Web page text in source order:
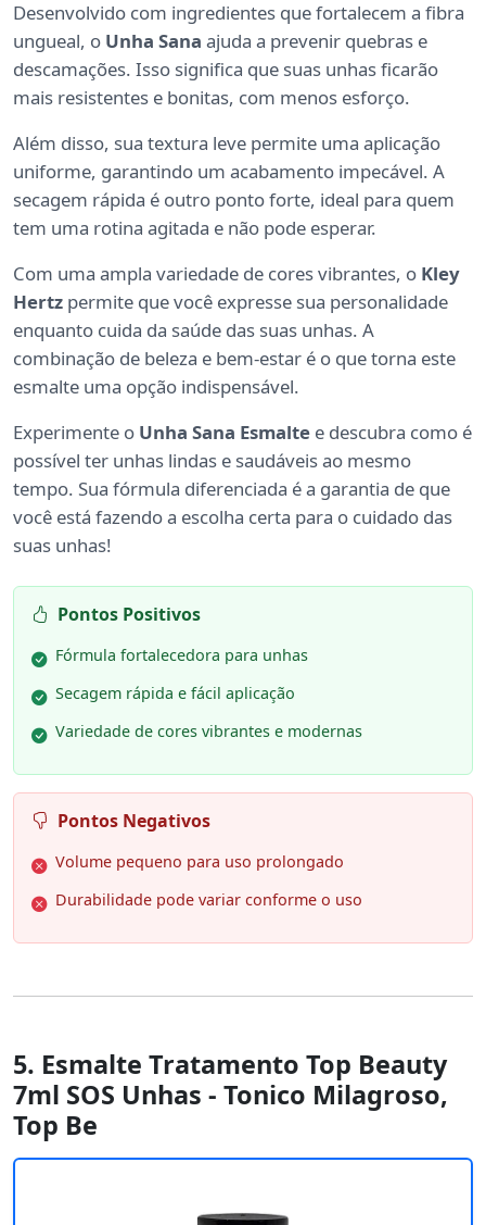
Desenvolvido com ingredientes que fortalecem a fibra
ungueal, o Unha Sana ajuda a prevenir quebras e
descamações. Isso significa que suas unhas ficarão
mais resistentes e bonitas, com menos esforço.
Além disso, sua textura leve permite uma aplicação
uniforme, garantindo um acabamento impecável. A
secagem rápida é outro ponto forte, ideal para quem
tem uma rotina agitada e não pode esperar.
Com uma ampla variedade de cores vibrantes, o Kley
Hertz permite que você expresse sua personalidade
enquanto cuida da saúde das suas unhas. A
combinação de beleza e bem-estar é o que torna este
esmalte uma opção indispensável.
Experimente o Unha Sana Esmalte e descubra como é
possível ter unhas lindas e saudáveis ao mesmo
tempo. Sua fórmula diferenciada é a garantia de que
você está fazendo a escolha certa para o cuidado das
suas unhas!
Pontos Positivos
Fórmula fortalecedora para unhas
Secagem rápida e fácil aplicação
Variedade de cores vibrantes e modernas
Pontos Negativos
Volume pequeno para uso prolongado
Durabilidade pode variar conforme o uso
5. Esmalte Tratamento Top Beauty
7ml SOS Unhas - Tonico Milagroso,
Top Be